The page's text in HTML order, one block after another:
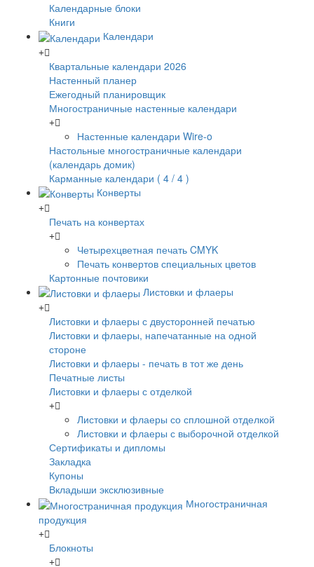
Календарные блоки
Книги
Календари
Квартальные календари 2026
Настенный планер
Ежегодный планировщик
Многостраничные настенные календари
Настенные календари Wire-o
Настольные многостраничные календари
(календарь домик)
Карманные календари ( 4 / 4 )
Конверты
Печать на конвертах
Четырехцветная печать CMYK
Печать конвертов специальных цветов
Картонные почтовики
Листовки и флаеры
Листовки и флаеры с двусторонней печатью
Листовки и флаеры, напечатанные на одной
стороне
Листовки и флаеры - печать в тот же день
Печатные листы
Листовки и флаеры с отделкой
Листовки и флаеры со сплошной отделкой
Листовки и флаеры с выборочной отделкой
Сертификаты и дипломы
Закладка
Купоны
Вкладыши эксклюзивные
Многостраничная
продукция
Блокноты